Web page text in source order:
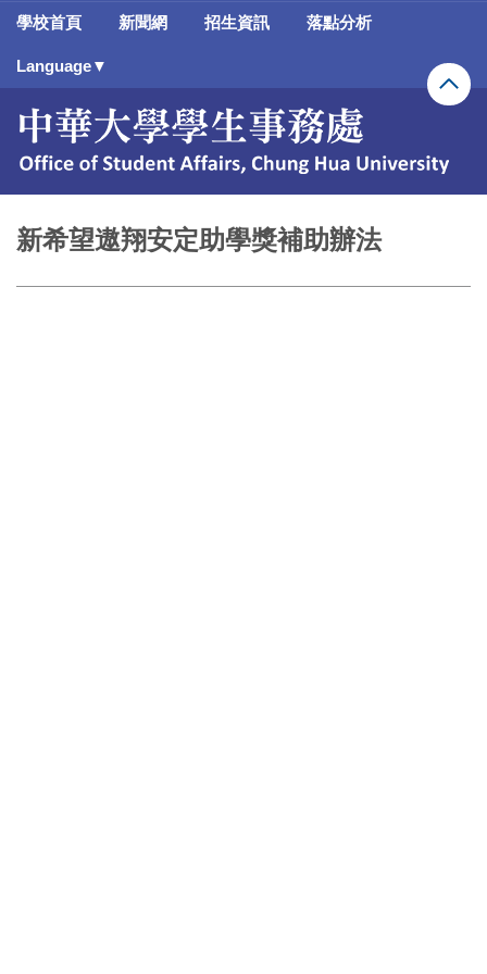
跳
主
容
區
學校首頁 新聞網 招生資訊 落點分析
Language▼
新希望遨翔安定助學獎補助辦法